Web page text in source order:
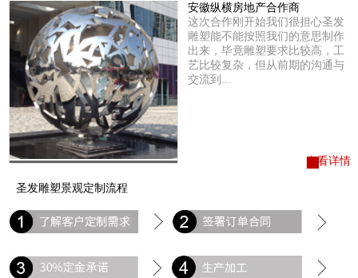
查看详情
安徽纵横房地产合作商
这次合作刚开始我们很担心圣发
雕塑能不能按照我们的意思制作
出来，毕竟雕塑要求比较高，工
艺比较复杂，但从前期的沟通与
交流到...
圣发雕塑景观定制流程